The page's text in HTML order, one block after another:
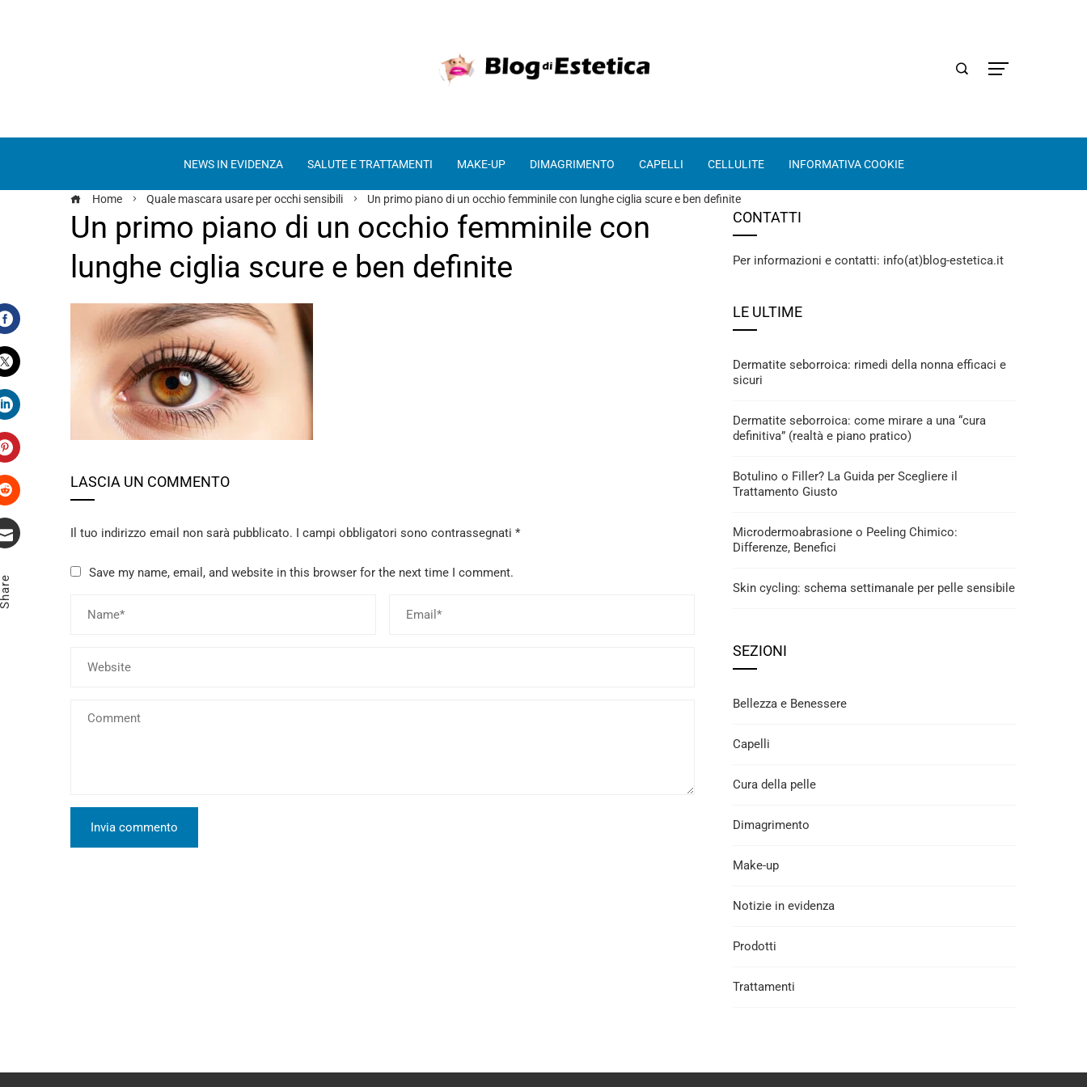
NEWS IN EVIDENZA SALUTE E TRATTAMENTI MAKE-UP DIMAGRIMENTO CAPELLI CELLULITE INFORMATIVA COOKIE
Home Quale mascara usare per occhi sensibili Un primo piano di un occhio femminile con lunghe ciglia scure e ben definite
Un primo piano di un occhio femminile con
lunghe ciglia scure e ben definite
Facebook
Twitter
LinkedIn
Pinterest
Stumbleupon
LASCIA UN COMMENTO
Il tuo indirizzo email non sarà pubblicato. I campi obbligatori sono contrassegnati *
Save my name, email, and website in this browser for the next time I comment.
CONTATTI
Per informazioni e contatti: info(at)blog-estetica.it
LE ULTIME
Dermatite seborroica: rimedi della nonna efficaci e
sicuri
Dermatite seborroica: come mirare a una “cura
definitiva” (realtà e piano pratico)
Botulino o Filler? La Guida per Scegliere il
Trattamento Giusto
Microdermoabrasione o Peeling Chimico:
Differenze, Benefici
Skin cycling: schema settimanale per pelle sensibile
SEZIONI
Bellezza e Benessere
Capelli
Cura della pelle
Dimagrimento
Make-up
Notizie in evidenza
Prodotti
Trattamenti